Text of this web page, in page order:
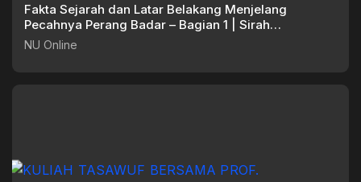
Fakta Sejarah dan Latar Belakang Menjelang
Pecahnya Perang Badar – Bagian 1 | Sirah
Nabawiyah
NU Online